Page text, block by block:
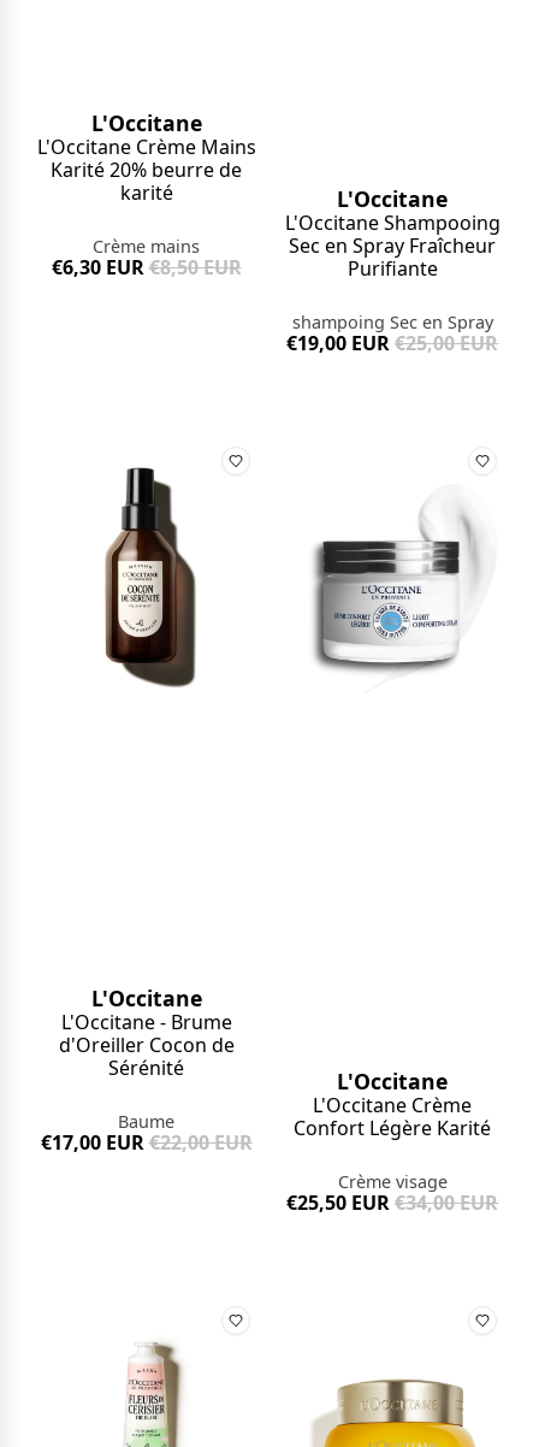
L'Occitane
L'Occitane Crème Mains
Karité 20% beurre de
karité
Crème mains
€6,30 EUR€8,50 EUR
L'Occitane
L'Occitane Shampooing
Sec en Spray Fraîcheur
Purifiante
shampoing Sec en Spray
€19,00 EUR€25,00 EUR
L'Occitane
L'Occitane - Brume
d'Oreiller Cocon de
Sérénité
Baume
€17,00 EUR€22,00 EUR
L'Occitane
L'Occitane Crème
Confort Légère Karité
Crème visage
€25,50 EUR€34,00 EUR